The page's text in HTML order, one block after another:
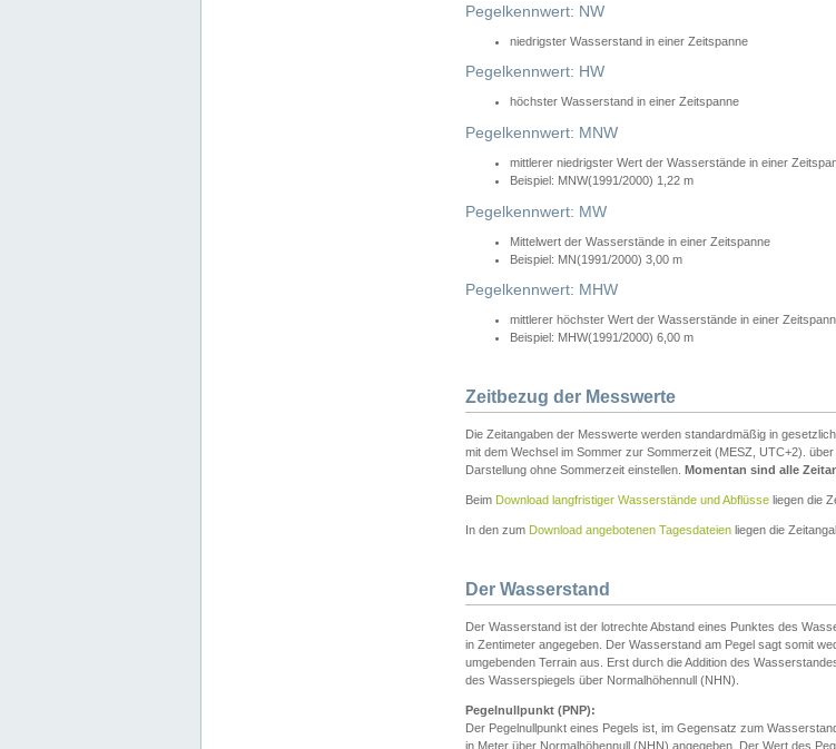
Pegelkennwert: NW
niedrigster Wasserstand in einer Zeitspanne
Pegelkennwert: HW
höchster Wasserstand in einer Zeitspanne
Pegelkennwert: MNW
mittlerer niedrigster Wert der Wasserstände in einer
Beispiel: MNW(1991/2000) 1,22 m
Pegelkennwert: MW
Mittelwert der Wasserstände in einer Zeitspanne
Beispiel: MN(1991/2000) 3,00 m
Pegelkennwert: MHW
mittlerer höchster Wert der Wasserstände in einer
Beispiel: MHW(1991/2000) 6,00 m
Zeitbezug der Messwerte
Die Zeitangaben der Messwerte werden standardmäßig in
mit dem Wechsel im Sommer zur Sommerzeit (MESZ, UTC+2). über
Darstellung ohne Sommerzeit einstellen. Momentan sind alle
Beim Download langfristiger Wasserstände und Abflüsse liegen die
In den zum Download angebotenen Tagesdateien liegen die
Der Wasserstand
Der Wasserstand ist der lotrechte Abstand eines Punktes des
in Zentimeter angegeben. Der Wasserstand am Pegel sagt somit
umgebenden Terrain aus. Erst durch die Addition des
des Wasserspiegels über Normalhöhennull (NHN).
Pegelnullpunkt (PNP):
Der Pegelnullpunkt eines Pegels ist, im Gegensatz zum
in Meter über Normalhöhennull (NHN) angegeben. Der Wert des